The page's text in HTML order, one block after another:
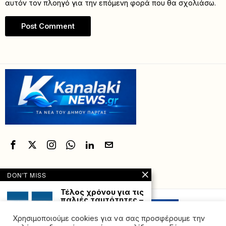
αυτόν τον πλοηγό για την επόμενη φορά που θα σχολιάσω.
Powered with
Χρησιμοποιούμε cookies για να σας προσφέρουμε την
DON'T MISS
Τέλος χρόνου για τις
παλιές ταυτότητες –
Τι πρέπει να γνωρίζουν